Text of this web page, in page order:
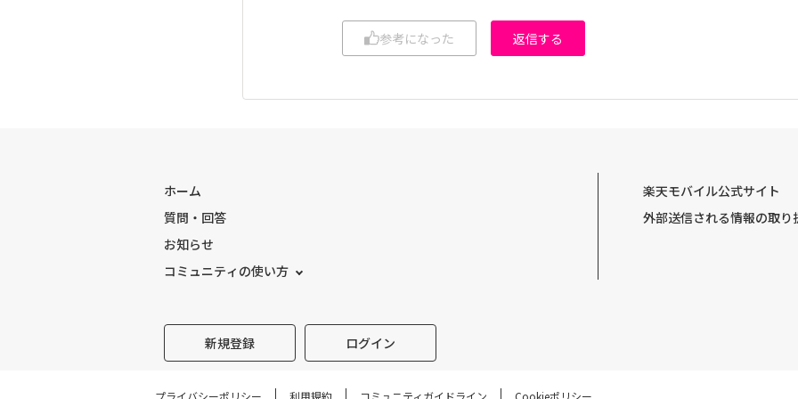
参考になった 返信する
ホーム
質問・回答
お知らせ
コミュニティの使い方
楽天モバイル公式サイト
外部送信される情報の取り
新規登録 ログイン
プライバシーポリシー 利用規約 コミュニティガイドライン Cookieポリシー